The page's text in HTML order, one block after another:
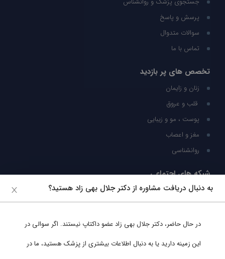
پرسش و پاسخ
سوالات متدوال
تماس با ما
تخصص های پر بازدید
زنان و زایمان
قلب و عروق
پوست ، مو و زیبایی
مغز و اعصاب
روانشناسی
شبکه های اجتماعی
ما را در شبکه های اجتماعی دنبال کنید
به دنبال دریافت مشاوره از دکتر جلال بهی زاد هستید؟
در حال حاضر، دکتر جلال بهی زادعضو داکتاپ نیستند. اگر سوالی در
این زمینه دارید یا به دنبال اطلاعات بیشتری از پزشک هستید، ما در